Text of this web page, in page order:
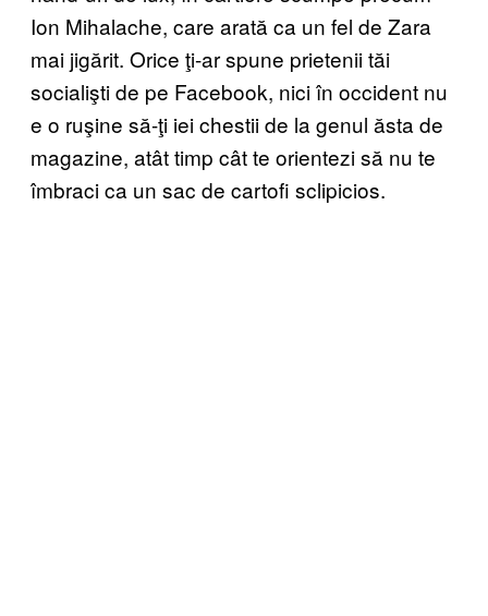
Ion Mihalache, care arată ca un fel de Zara
mai jigărit. Orice ţi-ar spune prietenii tăi
socialişti de pe Facebook, nici în occident nu
e o ruşine să-ţi iei chestii de la genul ăsta de
magazine, atât timp cât te orientezi să nu te
îmbraci ca un sac de cartofi sclipicios.